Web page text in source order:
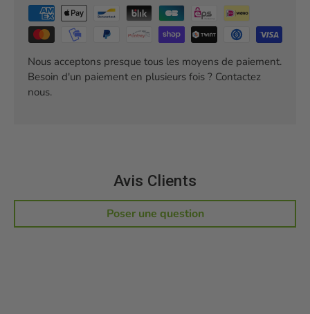
Nous acceptons presque tous les moyens de paiement.
Besoin d'un paiement en plusieurs fois ? Contactez
nous.
Avis Clients
Poser une question